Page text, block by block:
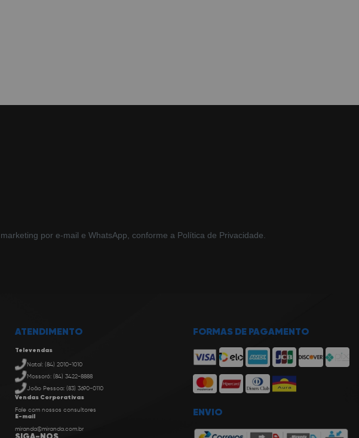
por e-mail e WhatsApp, conforme a Política de Privacidade.
ATENDIMENTO
Televendas
Natal: (84) 2010-1010
Mossoró: (84) 3422-8888
João Pessoa: (83) 3690-0110
Vendas Corporativas
Fale com nossos consultores
E-mail
miranda@miranda.com.br
FORMAS DE PAGAMENTO
ENVIO